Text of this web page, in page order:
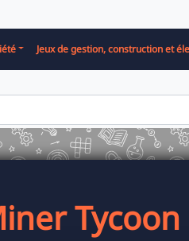
Jeux de gestion, construction et